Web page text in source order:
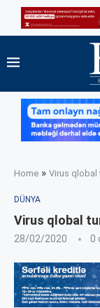
Home » Virus qlobal
DÜNYA
Virus qlobal
28/02/2020 0